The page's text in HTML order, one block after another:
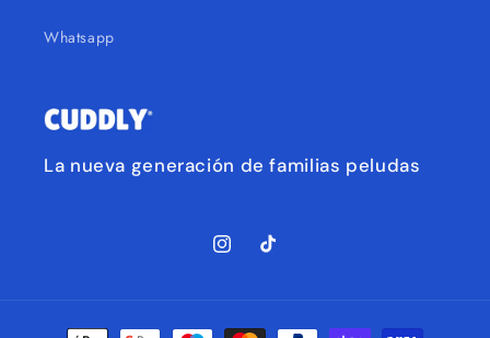
Whatsapp
La nueva generación de familias peludas
InstagramTikTok
Formas